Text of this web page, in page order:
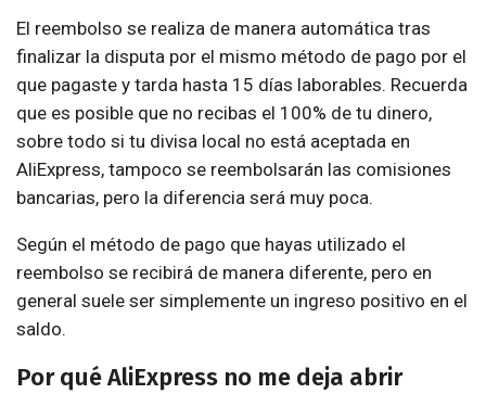
El reembolso se realiza de manera automática tras
finalizar la disputa por el mismo método de pago por el
que pagaste y tarda hasta 15 días laborables. Recuerda
que es posible que no recibas el 100% de tu dinero,
sobre todo si tu divisa local no está aceptada en
AliExpress, tampoco se reembolsarán las comisiones
bancarias, pero la diferencia será muy poca.
Según el método de pago que hayas utilizado el
reembolso se recibirá de manera diferente, pero en
general suele ser simplemente un ingreso positivo en el
saldo.
Por qué AliExpress no me deja abrir